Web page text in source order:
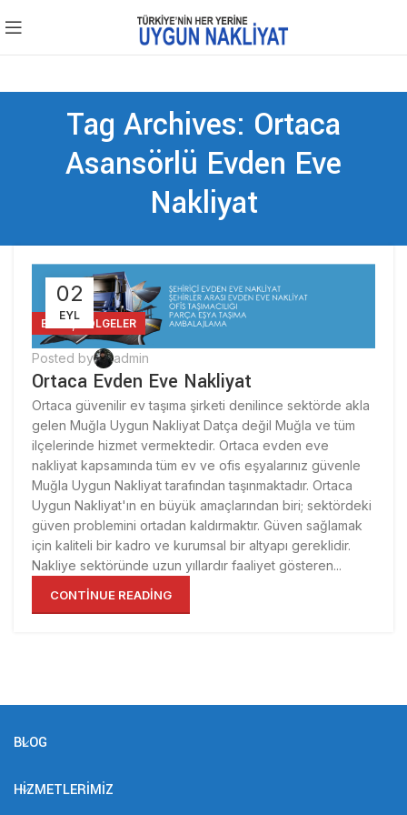
Tag Archives: Ortaca
Asansörlü Evden Eve
Nakliyat
02
EYL
BLOG ,BÖLGELER
Posted by admin
Ortaca Evden Eve Nakliyat
Ortaca güvenilir ev taşıma şirketi denilince sektörde akla
gelen Muğla Uygun Nakliyat Datça değil Muğla ve tüm
ilçelerinde hizmet vermektedir. Ortaca evden eve
nakliyat kapsamında tüm ev ve ofis eşyalarınız güvenle
Muğla Uygun Nakliyat tarafından taşınmaktadır. Ortaca
Uygun Nakliyat'ın en büyük amaçlarından biri; sektördeki
güven problemini ortadan kaldırmaktır. Güven sağlamak
için kaliteli bir kadro ve kurumsal bir altyapı gereklidir.
Nakliye sektöründe uzun yıllardır faaliyet gösteren...
CONTINUE READING
BLOG
HIZMETLERIMIZ